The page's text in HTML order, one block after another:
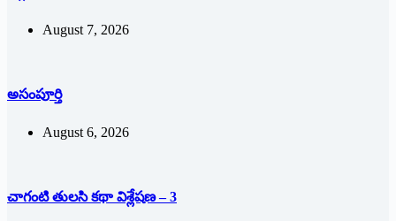
August 7, 2026
అసంపూర్తి
August 6, 2026
చాగంటి తులసి కథా విశ్లేషణ – 3